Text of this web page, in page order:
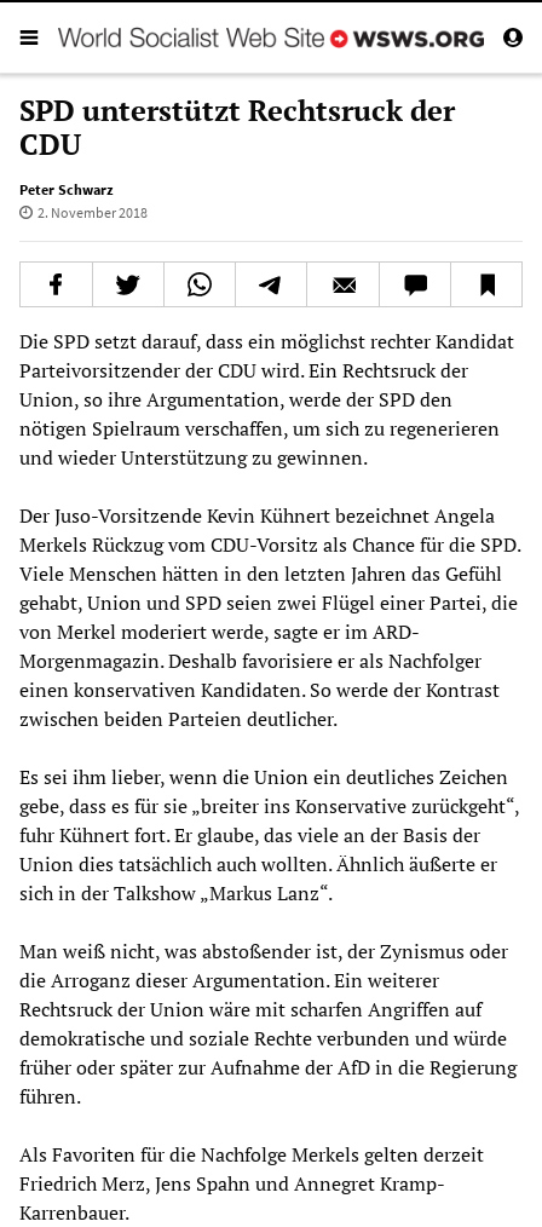
SPD unterstützt Rechtsruck der
CDU
Peter Schwarz
2. November 2018
Die SPD setzt darauf, dass ein möglichst rechter Kandidat
Parteivorsitzender der CDU wird. Ein Rechtsruck der
Union, so ihre Argumentation, werde der SPD den
nötigen Spielraum verschaffen, um sich zu regenerieren
und wieder Unterstützung zu gewinnen.
Der Juso-Vorsitzende Kevin Kühnert bezeichnet Angela
Merkels Rückzug vom CDU-Vorsitz als Chance für die SPD.
Viele Menschen hätten in den letzten Jahren das Gefühl
gehabt, Union und SPD seien zwei Flügel einer Partei, die
von Merkel moderiert werde, sagte er im ARD-
Morgenmagazin. Deshalb favorisiere er als Nachfolger
einen konservativen Kandidaten. So werde der Kontrast
zwischen beiden Parteien deutlicher.
Es sei ihm lieber, wenn die Union ein deutliches Zeichen
gebe, dass es für sie „breiter ins Konservative zurückgeht“,
fuhr Kühnert fort. Er glaube, das viele an der Basis der
Union dies tatsächlich auch wollten. Ähnlich äußerte er
sich in der Talkshow „Markus Lanz“.
Man weiß nicht, was abstoßender ist, der Zynismus oder
die Arroganz dieser Argumentation. Ein weiterer
Rechtsruck der Union wäre mit scharfen Angriffen auf
demokratische und soziale Rechte verbunden und würde
früher oder später zur Aufnahme der AfD in die Regierung
führen.
Als Favoriten für die Nachfolge Merkels gelten derzeit
Friedrich Merz, Jens Spahn und Annegret Kramp-
Karrenbauer.